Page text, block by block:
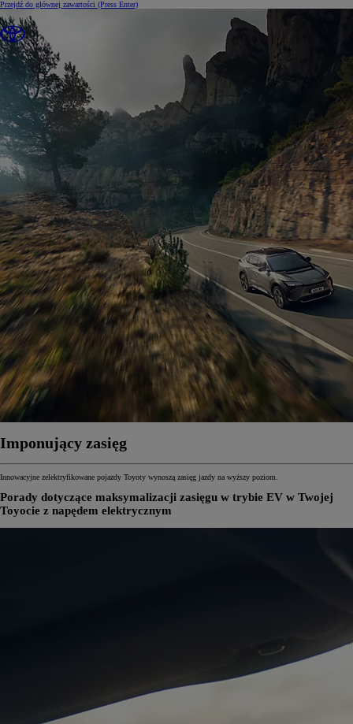
Przejdź do głównej zawartości (Press Enter)
Imponujący zasięg
Innowacyjne zelektryfikowane pojazdy Toyoty wynoszą zasięg jazdy na wyższy poziom.
Porady dotyczące maksymalizacji zasięgu w trybie EV w Twojej
Toyocie z napędem elektrycznym